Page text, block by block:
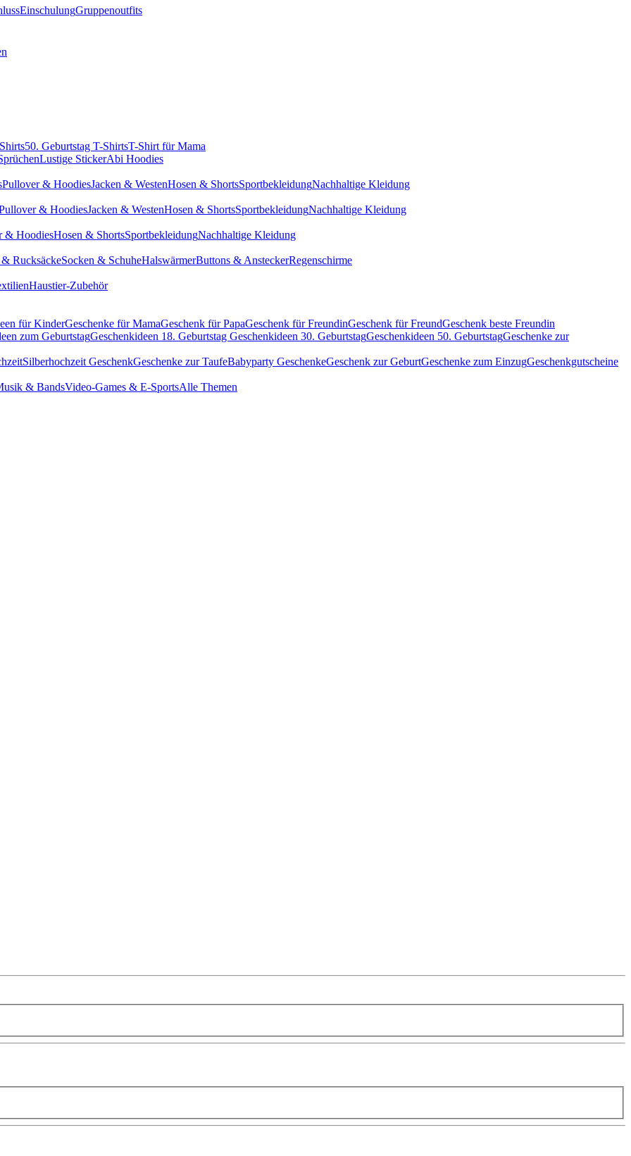
EinschulungGruppenoutfits
50. Geburtstag T-ShirtsT-Shirt für Mama
Lustige StickerAbi Hoodies
Pullover & HoodiesJacken & WestenHosen & ShortsSportbekleidungNachhaltige Kleidung
& HoodiesJacken & WestenHosen & ShortsSportbekleidungNachhaltige Kleidung
& HoodiesHosen & ShortsSportbekleidungNachhaltige Kleidung
& RucksäckeSocken & SchuheHalswärmerButtons & AnsteckerRegenschirme
Haustier-Zubehör
für KinderGeschenke für MamaGeschenk für PapaGeschenk für FreundinGeschenk für FreundGeschenk beste Freundin
zum GeburtstagGeschenkideen 18. Geburtstag Geschenkideen 30. GeburtstagGeschenkideen 50. GeburtstagGeschenke zur
Silberhochzeit GeschenkGeschenke zur TaufeBabyparty GeschenkeGeschenk zur GeburtGeschenke zum EinzugGeschenkgutscheine
& BandsVideo-Games & E-SportsAlle Themen